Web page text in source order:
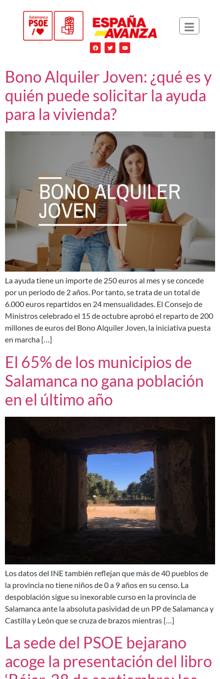
Bono Alquiler Joven: ¿qué es y
quién puede solicitar la ayuda
para la vivienda?
La ayuda tiene un importe de 250 euros al mes y se concede
por un periodo de 2 años. Por tanto, se trata de un total de
6.000 euros repartidos en 24 mensualidades. El Consejo de
Ministros celebrado el 15 de octubre aprobó el reparto de 200
millones de euros del Bono Alquiler Joven, la iniciativa puesta
en marcha […]
El 65% de los municipios de
Salamanca no gana población
en el último año
Los datos del INE también reflejan que más de 40 pueblos de
la provincia no tiene niños de 0 a 9 años en su censo. La
despoblación sigue su inexorable curso en la provincia de
Salamanca ante la absoluta pasividad de un PP de Salamanca y
Castilla y León que se cruza de brazos mientras […]
La sede del PSOE bejarano
acoge la presentación del libro